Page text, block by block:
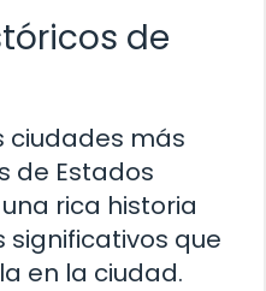
de
ciudades más
de Estados
rica historia
que
en la ciudad.